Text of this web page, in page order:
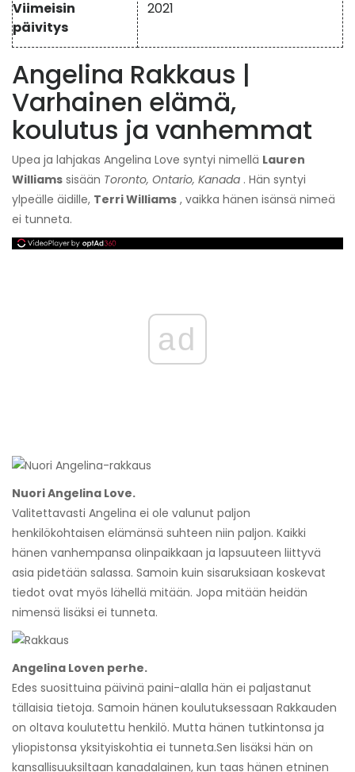
Viimeisin
päivitys
2021
Angelina Rakkaus |
Varhainen elämä,
koulutus ja vanhemmat
Upea ja lahjakas Angelina Love syntyi nimellä Lauren
Williams sisään Toronto, Ontario, Kanada . Hän syntyi
ylpeälle äidille, Terri Williams , vaikka hänen isänsä nimeä
ei tunneta.
ad
Nuori Angelina Love.
Valitettavasti Angelina ei ole valunut paljon
henkilökohtaisen elämänsä suhteen niin paljon. Kaikki
hänen vanhempansa olinpaikkaan ja lapsuuteen liittyvä
asia pidetään salassa. Samoin kuin sisaruksiaan koskevat
tiedot ovat myös lähellä mitään. Jopa mitään heidän
nimensä lisäksi ei tunneta.
Angelina Loven perhe.
Edes suosittuina päivinä paini-alalla hän ei paljastanut
tällaisia ​​tietoja. Samoin hänen koulutuksessaan Rakkauden
on oltava koulutettu henkilö. Mutta hänen tutkintonsa ja
yliopistonsa yksityiskohtia ei tunneta.Sen lisäksi hän on
kansallisuuksiltaan kanadalainen, kun taas hänen etninen